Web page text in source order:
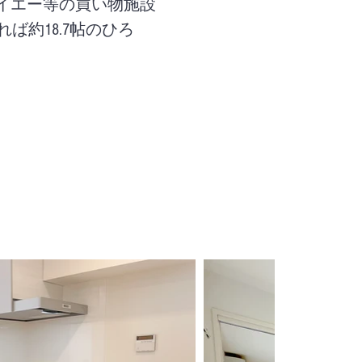
エー等の買い物施設
ば約18.7帖のひろ